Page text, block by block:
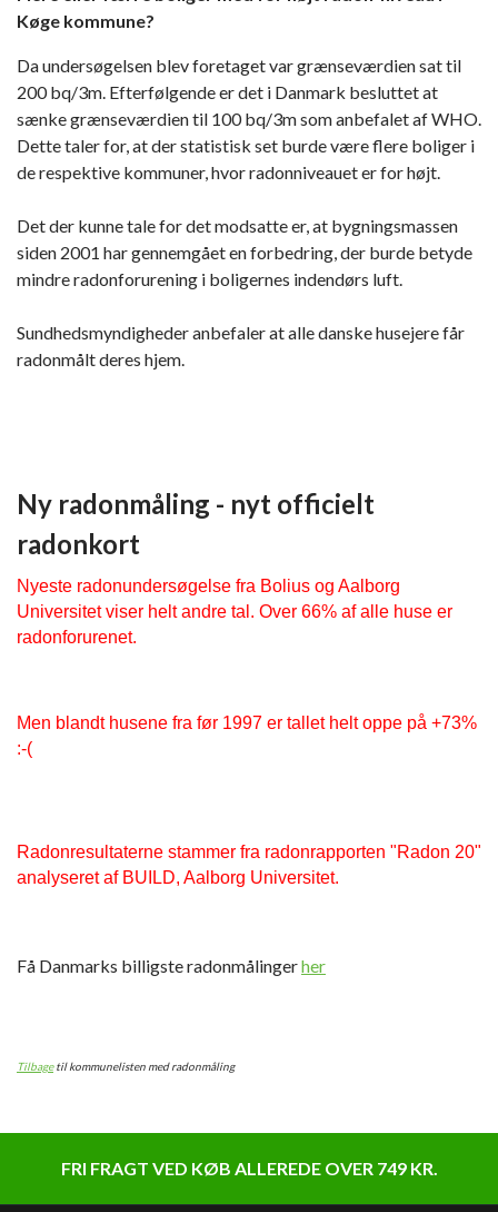
Køge kommune?
Da undersøgelsen blev foretaget var grænseværdien sat til
200 bq/3m. Efterfølgende er det i Danmark besluttet at
sænke grænseværdien til 100 bq/3m som anbefalet af WHO.
Dette taler for, at der statistisk set burde være flere boliger i
de respektive kommuner, hvor radonniveauet er for højt.
Det der kunne tale for det modsatte er, at bygningsmassen
siden 2001 har gennemgået en forbedring, der burde betyde
mindre radonforurening i boligernes indendørs luft.
Sundhedsmyndigheder anbefaler at alle danske husejere får
radonmålt deres hjem.
Ny radonmåling - nyt officielt
radonkort
Nyeste radonundersøgelse fra Bolius og Aalborg
Universitet viser helt andre tal. Over 66% af alle huse er
radonforurenet.
Men blandt husene fra før 1997 er tallet helt oppe på +73%
:-(
Radonresultaterne stammer fra radonrapporten "Radon 20"
analyseret af BUILD, Aalborg Universitet.
Få Danmarks billigste radonmålingerher
Tilbagetil kommunelisten med radonmåling
FRI FRAGT VED KØB ALLEREDE OVER 749 KR.